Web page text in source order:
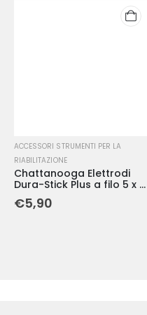
ACCESSORI STRUMENTI PER LA
RIABILITAZIONE
Chattanooga Elettrodi
Dura-Stick Plus a filo 5 x 5
cm (4 pezzi)
€5,90